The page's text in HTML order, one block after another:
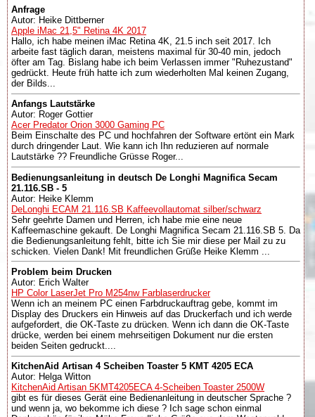
Anfrage
Autor: Heike Dittberner
Apple iMac 21,5" Retina 4K 2017
Hallo, ich habe meinen iMac Retina 4K, 21.5 inch seit 2017. Ich
arbeite fast täglich daran, meistens maximal für 30-40 min, jedoch
öfter am Tag. Bislang habe ich beim Verlassen immer "Ruhezustand"
gedrückt. Heute früh hatte ich zum wiederholten Mal keinen Zugang,
der Bilds...
Anfangs Lautstärke
Autor: Roger Gottier
Acer Predator Orion 3000 Gaming PC
Beim Einschalte des PC und hochfahren der Software ertönt ein Mark
durch dringender Laut. Wie kann ich Ihn reduzieren auf normale
Lautstärke ?? Freundliche Grüsse Roger...
Bedienungsanleitung in deutsch De Longhi Magnifica Secam
21.116.SB - 5
Autor: Heike Klemm
DeLonghi ECAM 21.116.SB Kaffeevollautomat silber/schwarz
Sehr geehrte Damen und Herren, ich habe mie eine neue
Kaffeemaschine gekauft. De Longhi Magnifica Secam 21.116.SB 5. Da
die Bedienungsanleitung fehlt, bitte ich Sie mir diese per Mail zu zu
schicken. Vielen Dank! Mit freundlichen Grüße Heike Klemm ...
Problem beim Drucken
Autor: Erich Walter
HP Color LaserJet Pro M254nw Farblaserdrucker
Wenn ich an meinem PC einen Farbdruckauftrag gebe, kommt im
Display des Druckers ein Hinweis auf das Druckerfach und ich werde
aufgefordert, die OK-Taste zu drücken. Wenn ich dann die OK-Taste
drücke, werden bei einem mehrseitigen Dokument nur die ersten
beiden Seiten gedruckt....
KitchenAid Artisan 4 Scheiben Toaster 5 KMT 4205 ECA
Autor: Helga Witton
KitchenAid Artisan 5KMT4205ECA 4-Scheiben Toaster 2500W
gibt es für dieses Gerät eine Bedienanleitung in deutscher Sprache ?
und wenn ja, wo bekomme ich diese ? Ich sage schon einmal